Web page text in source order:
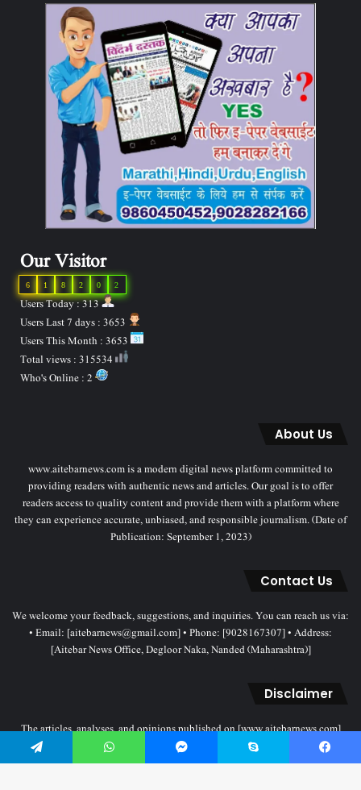
Our Visitor
2
0
2
8
1
6
Users Today : 313
About Us
www.aitebarnews.com is a modern digital news platform committed to
providing readers with authentic news and articles. Our goal is to offer
readers access to quality content and provide them with a platform where
they can experience accurate, unbiased, and responsible journalism. (Date of
Publication: September 1, 2023)
Contact Us
We welcome your feedback, suggestions, and inquiries. You can reach us via:
• Email: [aitebarnews@gmail.com] • Phone: [9028167307] • Address:
[Aitebar News Office, Degloor Naka, Nanded (Maharashtra)]
Disclaimer
The articles, analyses, and opinions published on [www.aitebarnews.com]
solely represent the personal views and opinions of the authors. These views
do not necessarily reflect the stance of the Aitebar News management. Any
Facebook
Skype
Messenger
WhatsApp
Telegram